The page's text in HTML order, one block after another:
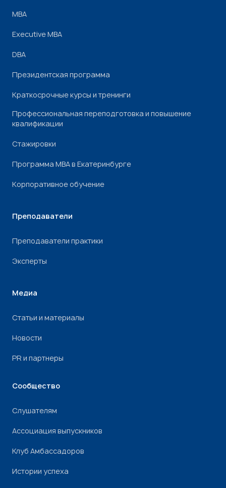
МВА
Executive MBA
DBA
Президентская программа
Краткосрочные курсы и тренинги
Профессиональная переподготовка и повышение
квалификации
Стажировки
Программа МВА в Екатеринбурге
Корпоративное обучение
Преподаватели
Преподаватели практики
Эксперты
Медиа
Статьи и материалы
Новости
PR и партнеры
Сообщество
Слушателям
Ассоциация выпускников
Клуб Амбассадоров
Истории успеха